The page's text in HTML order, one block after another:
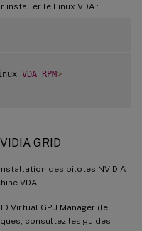
installer le Linux VDA :
VDA RPM>
GRID
des pilotes NVIDIA
VDA.
Virtual GPU Manager (le
consultez les guides